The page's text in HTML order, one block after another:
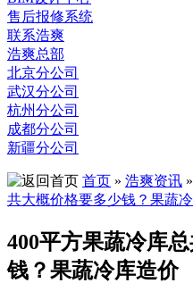
售后报修系统
联系浩爽
浩爽总部
北京分公司
武汉分公司
杭州分公司
成都分公司
新疆分公司
首页 » 浩爽资讯 »
共大概价格要多少钱？果蔬
400平方果蔬冷库
钱？果蔬冷库造价